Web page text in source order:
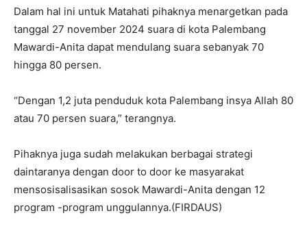
Dalam hal ini untuk Matahati pihaknya menargetkan pada
tanggal 27 november 2024 suara di kota Palembang
Mawardi-Anita dapat mendulang suara sebanyak 70
hingga 80 persen.
“Dengan 1,2 juta penduduk kota Palembang insya Allah 80
atau 70 persen suara,” terangnya.
Pihaknya juga sudah melakukan berbagai strategi
daintaranya dengan door to door ke masyarakat
mensosisalisasikan sosok Mawardi-Anita dengan 12
program -program unggulannya.(FIRDAUS)